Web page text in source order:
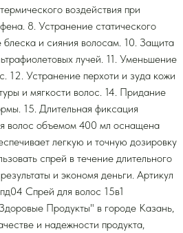
воздействия при
8. Устранение статического
блеска и сияния волосам. 10. Защита
лучей. 11. Уменьшение
12. Устранение перхоти и зуда кожи
и мягкости волос. 14. Придание
15. Длительная фиксация
волос объемом 400 мл оснащена
легкую и точную дозировку
спрей в течение длительного
и экономя деньги. Артикул
Спрей для волос 15в1
Продукты" в городе Казань,
и надежности продукта,